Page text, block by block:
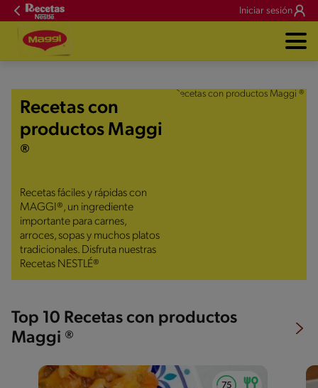
Iniciar sesión
Recetas con
productos Maggi
®
Recetas fáciles y rápidas con
MAGGI®, un ingrediente
importante para carnes,
arroces, sopas y muchos platos
tradicionales. Disfruta nuestras
Recetas NESTLÉ®
Top 10 Recetas con productos
Maggi ®